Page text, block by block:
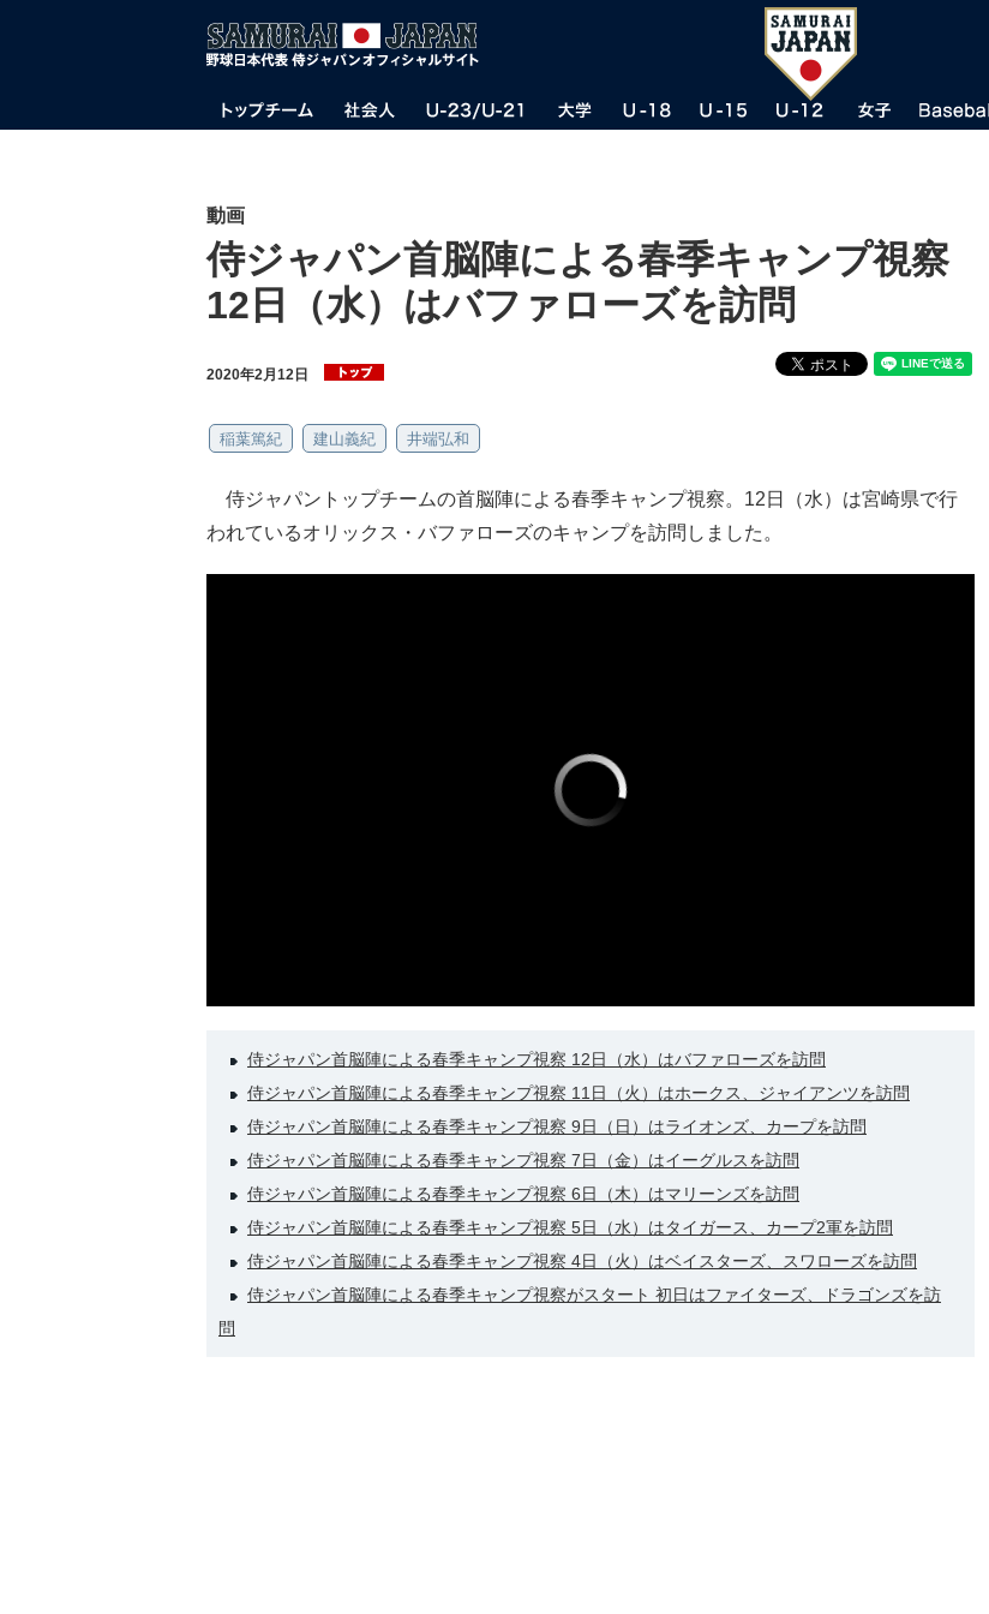
動画
侍ジャパン首脳陣による春季キャンプ視察
12日（水）はバファローズを訪問
2020年2月12日
稲葉篤紀 建山義紀 井端弘和
侍ジャパントップチームの首脳陣による春季キャンプ視察。12日（水）は宮崎県で行
われているオリックス・バファローズのキャンプを訪問しました。
侍ジャパン首脳陣による春季キャンプ視察 12日（水）はバファローズを訪問
侍ジャパン首脳陣による春季キャンプ視察 11日（火）はホークス、ジャイアンツを訪問
侍ジャパン首脳陣による春季キャンプ視察 9日（日）はライオンズ、カープを訪問
侍ジャパン首脳陣による春季キャンプ視察 7日（金）はイーグルスを訪問
侍ジャパン首脳陣による春季キャンプ視察 6日（木）はマリーンズを訪問
侍ジャパン首脳陣による春季キャンプ視察 5日（水）はタイガース、カープ2軍を訪問
侍ジャパン首脳陣による春季キャンプ視察 4日（火）はベイスターズ、スワローズを訪問
侍ジャパン首脳陣による春季キャンプ視察がスタート 初日はファイターズ、ドラゴンズを訪
問